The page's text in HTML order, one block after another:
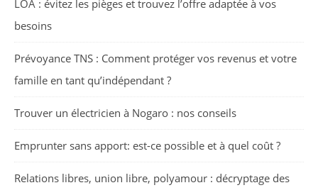
LOA : évitez les pièges et trouvez l’offre adaptée à vos
besoins
Prévoyance TNS : Comment protéger vos revenus et votre
famille en tant qu’indépendant ?
Trouver un électricien à Nogaro : nos conseils
Emprunter sans apport: est-ce possible et à quel coût ?
Relations libres, union libre, polyamour : décryptage des